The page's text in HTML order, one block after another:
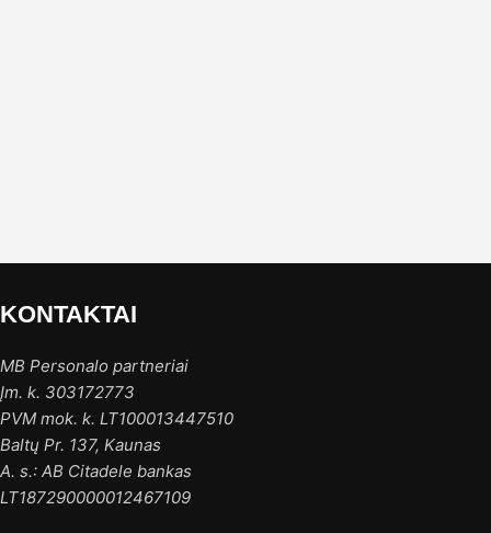
KONTAKTAI
MB Personalo partneriai
Įm. k. 303172773
PVM mok. k. LT100013447510
Baltų Pr. 137, Kaunas
A. s.: AB Citadele bankas
LT187290000012467109